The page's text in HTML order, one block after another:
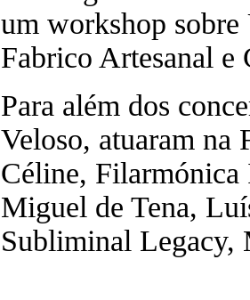
um workshop
Fabrico Artesanal e
Para além dos
Veloso, atuaram na
Céline, Filarmónica
Miguel de Tena,
Subliminal Legacy,